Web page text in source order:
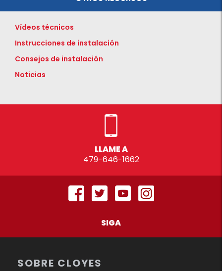
Vídeos técnicos
Instrucciones de instalación
Consejos de instalación
Noticias
LLAME A
479-646-1662
SIGA
SOBRE CLOYES